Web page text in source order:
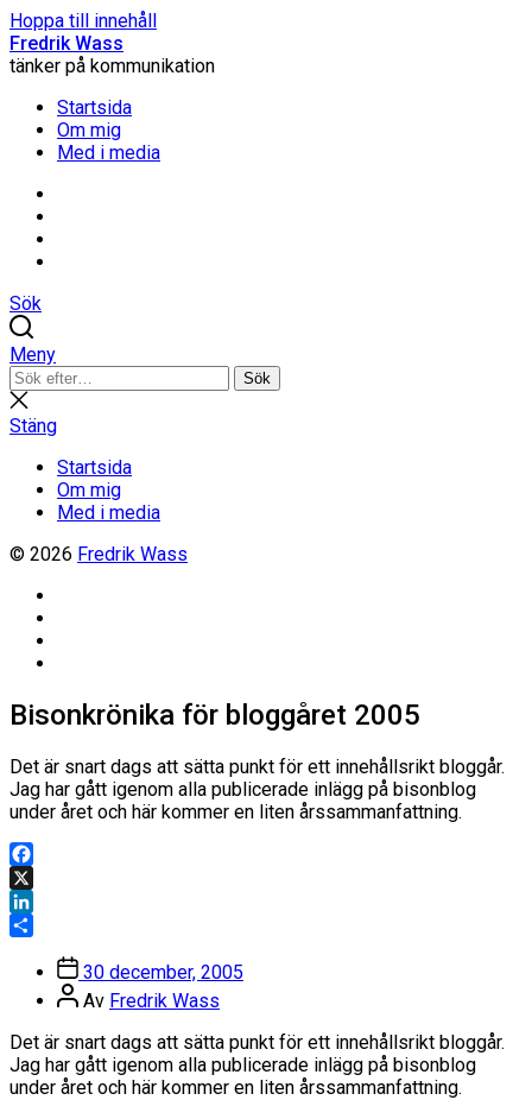
Hoppa till innehåll
Fredrik Wass
tänker på kommunikation
Startsida
Om mig
Med i media
Sök
Meny
Sök
efter:
Sök
Stäng
sökning
Stäng
Startsida
Om mig
Med i media
© 2026 Fredrik Wass
Bisonkrönika för bloggåret 2005
Det är snart dags att sätta punkt för ett innehållsrikt bloggår.
Jag har gått igenom alla publicerade inlägg på bisonblog
under året och här kommer en liten årssammanfattning.
Facebook
X
LinkedIn
Inläggsdatum
30 december, 2005
Inläggsförfattare
Av Fredrik Wass
Det är snart dags att sätta punkt för ett innehållsrikt bloggår.
Jag har gått igenom alla publicerade inlägg på bisonblog
under året och här kommer en liten årssammanfattning.